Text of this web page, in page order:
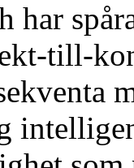
har
till-